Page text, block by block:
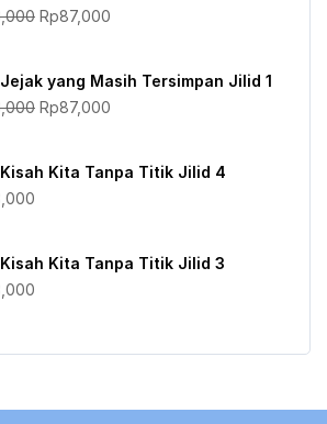
Harga
Rp103,000.
Rp87,000
yang Masih Tersimpan Jilid 1
Harga
Rp103,000.
Rp87,000
adalah:
Kita Tanpa Titik Jilid 4
Kita Tanpa Titik Jilid 3